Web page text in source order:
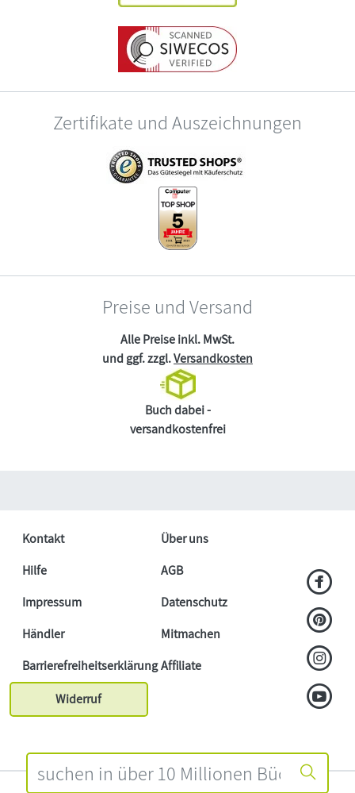
Zertifikate und Auszeichnungen
Preise und Versand
Alle Preise inkl. MwSt.
und ggf. zzgl.Versandkosten
Buch dabei -
versandkostenfrei
Kontakt
Über uns
Hilfe
AGB
Impressum
Datenschutz
Händler
Mitmachen
BarrierefreiheitserklärungAffiliate
Widerruf